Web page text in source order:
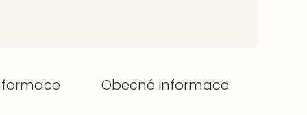
Obecné informace